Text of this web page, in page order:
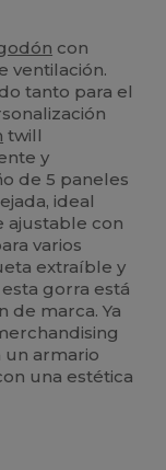
con
ventilación.
tanto para el
twill
y
de 5 paneles
ideal
ajustable con
varios
extraíble y
gorra está
de marca. Ya
un armario
una estética